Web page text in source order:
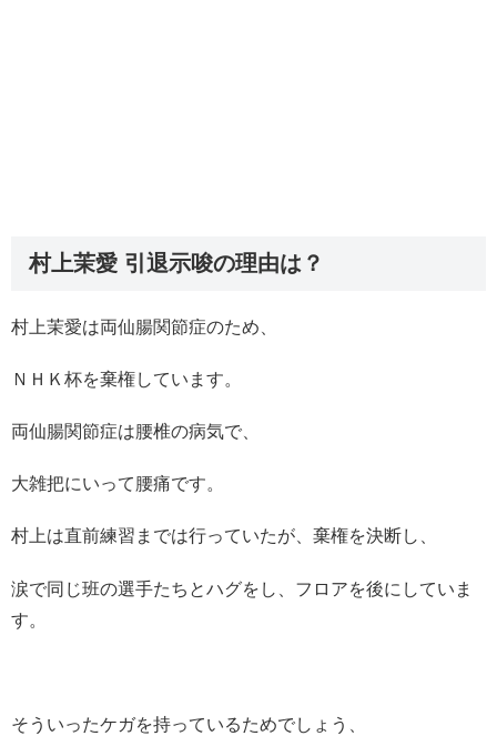
村上茉愛 引退示唆の理由は？
村上茉愛は両仙腸関節症のため、
ＮＨＫ杯を棄権しています。
両仙腸関節症は腰椎の病気で、
大雑把にいって腰痛です。
村上は直前練習までは行っていたが、棄権を決断し、
涙で同じ班の選手たちとハグをし、フロアを後にしていま
す。
そういったケガを持っているためでしょう、